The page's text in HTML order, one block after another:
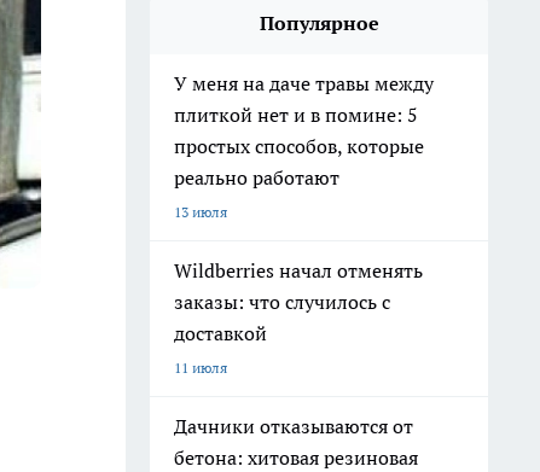
Популярное
У меня на даче травы между
плиткой нет и в помине: 5
простых способов, которые
реально работают
13 июля
Wildberries начал отменять
заказы: что случилось с
доставкой
11 июля
Дачники отказываются от
бетона: хитовая резиновая